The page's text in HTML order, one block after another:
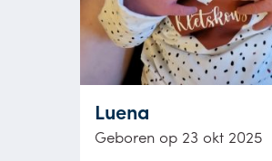
Luena
Geboren op 23 okt 2025